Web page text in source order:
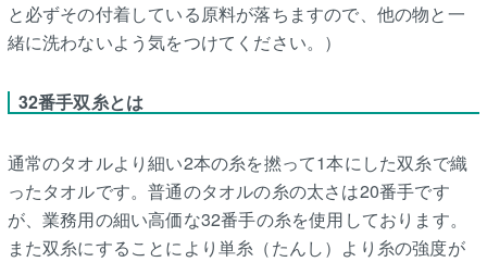
と必ずその付着している原料が落ちますので、他の物と一
緒に洗わないよう気をつけてください。）
32番手双糸とは
通常のタオルより細い2本の糸を撚って1本にした双糸で織
ったタオルです。普通のタオルの糸の太さは20番手です
が、業務用の細い高価な32番手の糸を使用しております。
また双糸にすることにより単糸（たんし）より糸の強度が